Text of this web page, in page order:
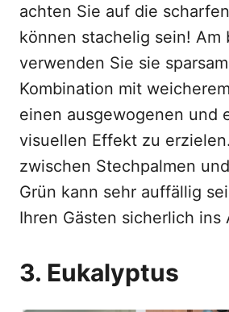
achten Sie auf die
können stachelig sein! Am
verwenden Sie sie
Kombination mit
einen ausgewogenen und
visuellen Effekt zu
zwischen Stechpalmen
Grün kann sehr auffällig
Ihren Gästen sicherlich ins
3. Eukalyptus